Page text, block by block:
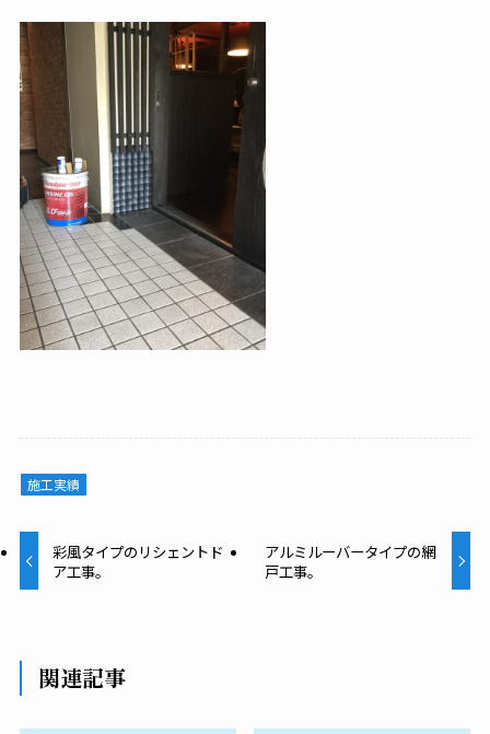
施工実績
彩風タイプのリシェントド
ア工事。
アルミルーバータイプの網
戸工事。
関連記事